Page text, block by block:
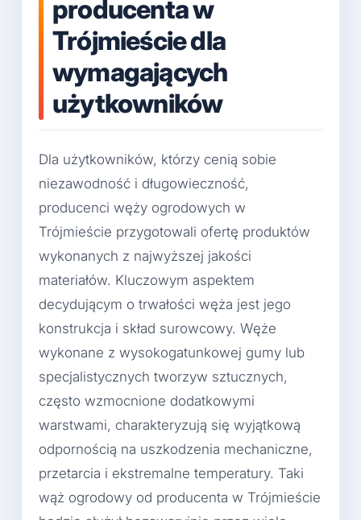
producenta w
Trójmieście dla
wymagających
użytkowników
Dla użytkowników, którzy cenią sobie
niezawodność i długowieczność,
producenci węży ogrodowych w
Trójmieście przygotowali ofertę produktów
wykonanych z najwyższej jakości
materiałów. Kluczowym aspektem
decydującym o trwałości węża jest jego
konstrukcja i skład surowcowy. Węże
wykonane z wysokogatunkowej gumy lub
specjalistycznych tworzyw sztucznych,
często wzmocnione dodatkowymi
warstwami, charakteryzują się wyjątkową
odpornością na uszkodzenia mechaniczne,
przetarcia i ekstremalne temperatury. Taki
wąż ogrodowy od producenta w Trójmieście